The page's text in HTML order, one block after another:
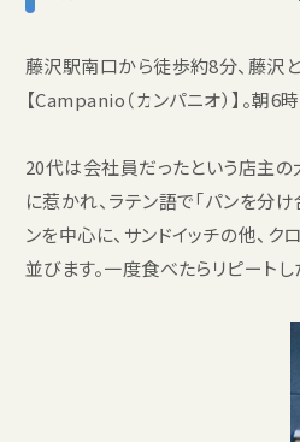
藤沢駅南口から徒歩約8分、藤沢
【Campanio（カンパニオ）】。
20代は会社員だったという店主の
に惹かれ、ラテン語で「パンを分
ンを中心に、サンドイッチの他、
並びます。一度食べたらリピート